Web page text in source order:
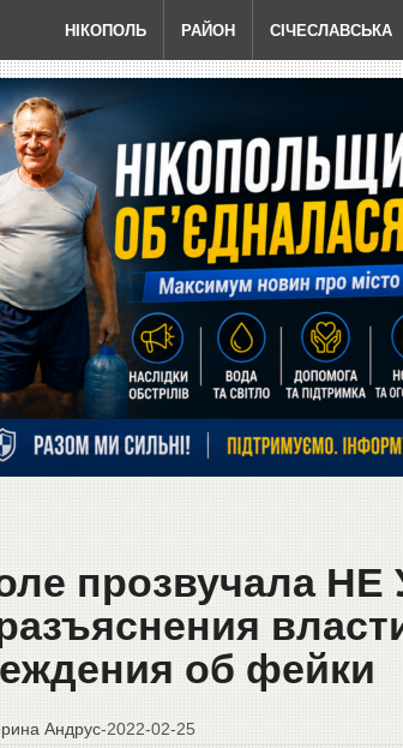
НІКОПОЛЬ РАЙОН СІЧЕСЛАВСЬКА
прозвучала
об фейки
Андрус-2022-02-25